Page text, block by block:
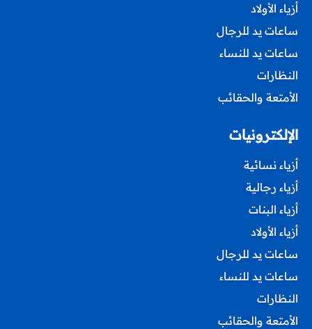
أزياء الأولاد
ساعات يد للرجال
ساعات يد للنساء
النظارات
الأمتعة والحقائب
الإلكترونيات
أزياء نسائية
أزياء رجالية
أزياء البنات
أزياء الأولاد
ساعات يد للرجال
ساعات يد للنساء
النظارات
الأمتعة والحقائب